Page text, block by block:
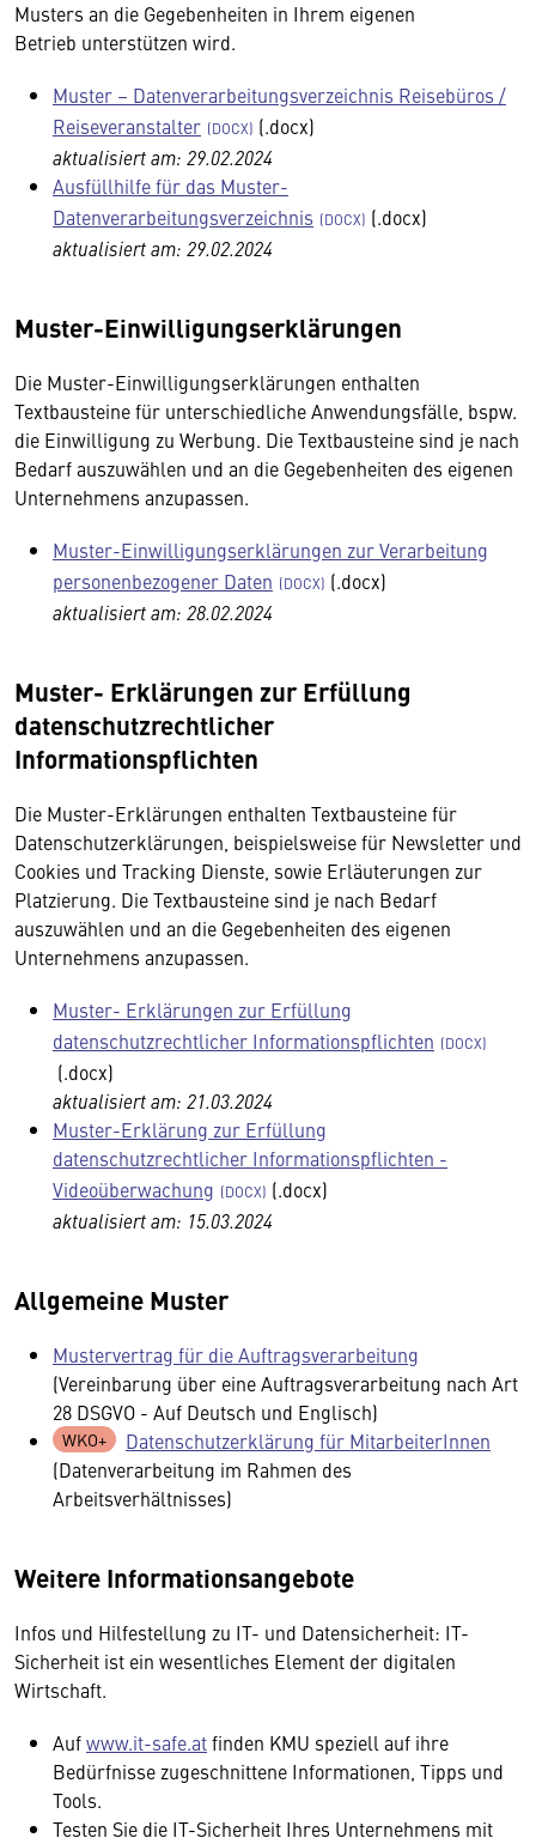
Musters an die Gegebenheiten in Ihrem eigenen
Betrieb unterstützen wird.
Muster – Datenverarbeitungsverzeichnis Reisebüros /
Reiseveranstalter
(.docx)
aktualisiert am: 29.02.2024
Ausfüllhilfe für das Muster-
Datenverarbeitungsverzeichnis
(.docx)
aktualisiert am: 29.02.2024
Muster-Einwilligungserklärungen
Die Muster-Einwilligungserklärungen enthalten
Textbausteine für unterschiedliche Anwendungsfälle, bspw.
die Einwilligung zu Werbung. Die Textbausteine sind je nach
Bedarf auszuwählen und an die Gegebenheiten des eigenen
Unternehmens anzupassen.
Muster-Einwilligungserklärungen zur Verarbeitung
personenbezogener Daten
(.docx)
aktualisiert am: 28.02.2024
Muster- Erklärungen zur Erfüllung
datenschutzrechtlicher
Informationspflichten
Die Muster-Erklärungen enthalten Textbausteine für
Datenschutzerklärungen, beispielsweise für Newsletter und
Cookies und Tracking Dienste, sowie Erläuterungen zur
Platzierung. Die Textbausteine sind je nach Bedarf
auszuwählen und an die Gegebenheiten des eigenen
Unternehmens anzupassen.
Muster- Erklärungen zur Erfüllung
datenschutzrechtlicher Informationspflichten
(.docx)
aktualisiert am: 21.03.2024
Muster-Erklärung zur Erfüllung
datenschutzrechtlicher Informationspflichten -
Videoüberwachung
(.docx)
aktualisiert am: 15.03.2024
Allgemeine Muster
Mustervertrag für die Auftragsverarbeitung
(Vereinbarung über eine Auftragsverarbeitung nach Art
28 DSGVO - Auf Deutsch und Englisch)
Datenschutzerklärung für MitarbeiterInnen
(Datenverarbeitung im Rahmen des
Arbeitsverhältnisses)
Weitere Informationsangebote
Infos und Hilfestellung zu IT- und Datensicherheit: IT-
Sicherheit ist ein wesentliches Element der digitalen
Wirtschaft.
Aufwww.it-safe.atfinden KMU speziell auf ihre
Bedürfnisse zugeschnittene Informationen, Tipps und
Tools.
Testen Sie die IT-Sicherheit Ihres Unternehmens mit